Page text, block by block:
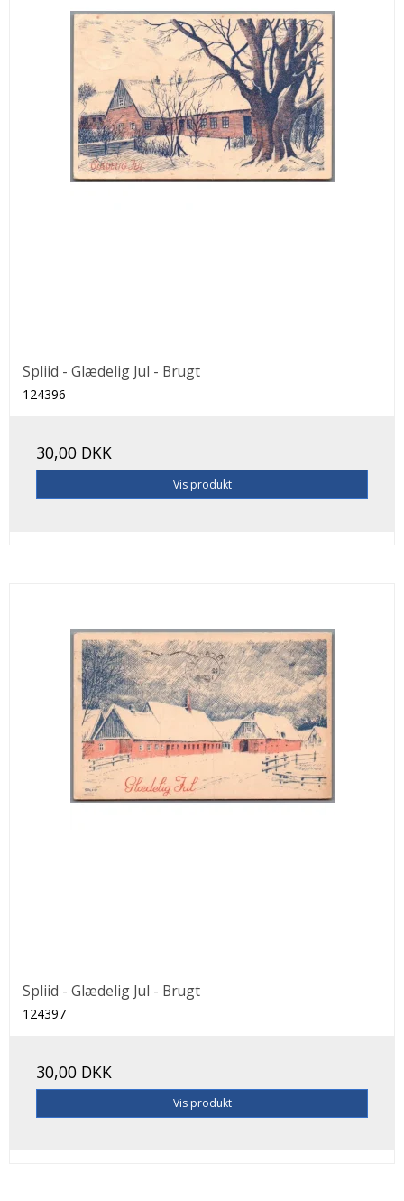
Spliid - Glædelig Jul - Brugt
124396
30,00 DKK
Vis produkt
Spliid - Glædelig Jul - Brugt
124397
30,00 DKK
Vis produkt